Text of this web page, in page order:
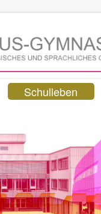
Schulleben